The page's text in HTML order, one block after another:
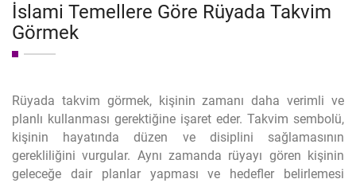
İslami Temellere Göre Rüyada Takvim
Görmek
Rüyada takvim görmek, kişinin zamanı daha verimli ve
planlı kullanması gerektiğine işaret eder. Takvim sembolü,
kişinin hayatında düzen ve disiplini sağlamasının
gerekliliğini vurgular. Aynı zamanda rüyayı gören kişinin
geleceğe dair planlar yapması ve hedefler belirlemesi